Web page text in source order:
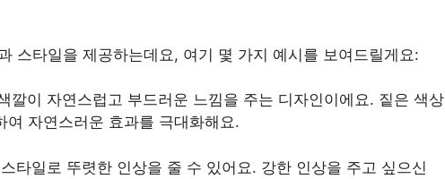
스타일을 제공하는데요, 여기 몇 가지 예시를 보여드릴게요:
깔이 자연스럽고 부드러운 느낌을 주는 디자인이에요. 짙은 색상
여 자연스러운 효과를 극대화해요.
타일로 뚜렷한 인상을 줄 수 있어요. 강한 인상을 주고 싶으신